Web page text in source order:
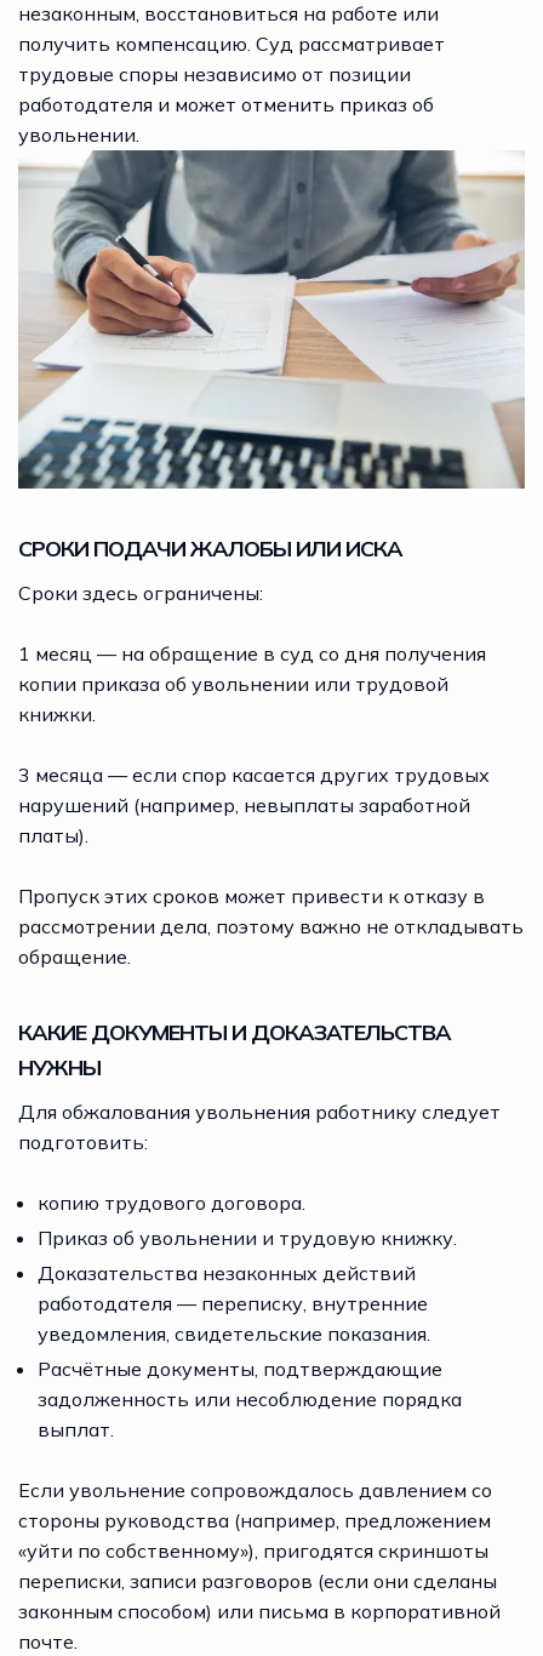
незаконным, восстановиться на работе или
получить компенсацию. Суд рассматривает
трудовые споры независимо от позиции
работодателя и может отменить приказ об
увольнении.
СРОКИ ПОДАЧИ ЖАЛОБЫ ИЛИ ИСКА
Сроки здесь ограничены:
1 месяц — на обращение в суд со дня получения
копии приказа об увольнении или трудовой
книжки.
3 месяца — если спор касается других трудовых
нарушений (например, невыплаты заработной
платы).
Пропуск этих сроков может привести к отказу в
рассмотрении дела, поэтому важно не откладывать
обращение.
КАКИЕ ДОКУМЕНТЫ И ДОКАЗАТЕЛЬСТВА
НУЖНЫ
Для обжалования увольнения работнику следует
подготовить:
копию трудового договора.
Приказ об увольнении и трудовую книжку.
Доказательства незаконных действий
работодателя — переписку, внутренние
уведомления, свидетельские показания.
Расчётные документы, подтверждающие
задолженность или несоблюдение порядка
выплат.
Если увольнение сопровождалось давлением со
стороны руководства (например, предложением
«уйти по собственному»), пригодятся скриншоты
переписки, записи разговоров (если они сделаны
законным способом) или письма в корпоративной
почте.